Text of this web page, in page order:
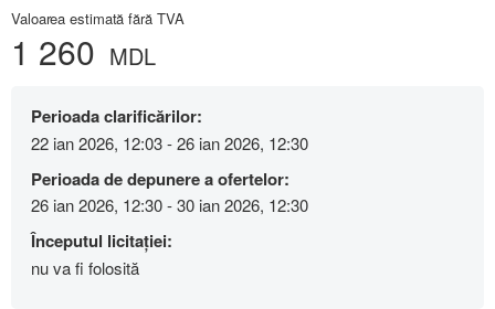
Valoarea estimată fără TVA
1 260 MDL
Perioada clarificărilor:
22 ian 2026, 12:03 - 26 ian 2026, 12:30
Perioada de depunere a ofertelor:
26 ian 2026, 12:30 - 30 ian 2026, 12:30
Începutul licitației:
nu va fi folosită